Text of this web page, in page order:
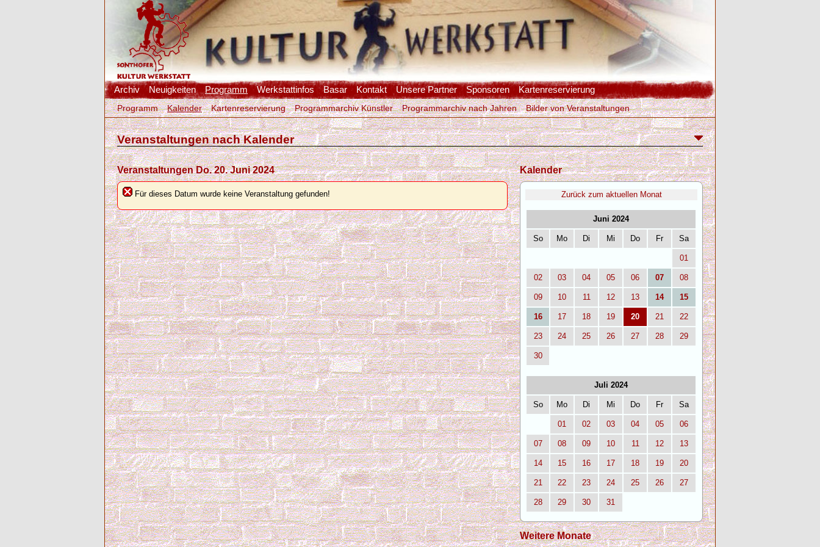
Archiv Neuigkeiten Programm Werkstattinfos Basar Kontakt Unsere Partner Sponsoren Kartenreservierung
Programm Kalender Kartenreservierung Programmarchiv Künstler Programmarchiv nach Jahren Bilder von Veranstaltungen
Veranstaltungen nach Kalender
Veranstaltungen Do. 20. Juni 2024
Für dieses Datum wurde keine Veranstaltung gefunden!
Kalender
Zurück zum aktuellen Monat
Juni 2024
So Mo Di Mi Do Fr Sa
01
02 03 04 05 06 07 08
09 10 11 12 13 14 15
16 17 18 19 20 21 22
23 24 25 26 27 28 29
30
Juli 2024
So Mo Di Mi Do Fr Sa
01 02 03 04 05 06
07 08 09 10 11 12 13
14 15 16 17 18 19 20
21 22 23 24 25 26 27
28 29 30 31
Weitere Monate